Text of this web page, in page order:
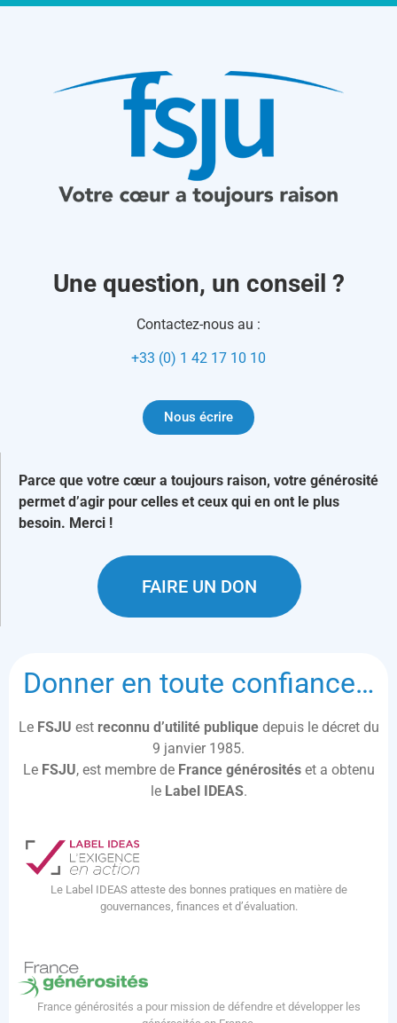
Une question, un conseil ?
Contactez-nous au :
+33 (0) 1 42 17 10 10
Nous écrire
Parce que votre cœur a toujours raison, votre générosité
permet d’agir pour celles et ceux qui en ont le plus
besoin. Merci !
FAIRE UN DON
Donner en toute confiance…
Le FSJU est reconnu d’utilité publique depuis le décret du
9 janvier 1985.
Le FSJU, est membre de France générositéset a obtenu
le Label IDEAS.
Le Label IDEAS atteste des bonnes pratiques en matière de
gouvernances, finances et d’évaluation.
France générosités a pour mission de défendre et développer les